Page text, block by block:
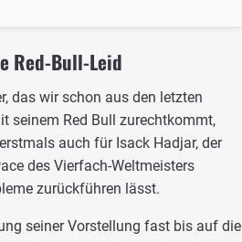
Red-Bull-Leid
das wir schon aus den letzten
seinem Red Bull zurechtkommt,
auch für Isack Hadjar, der
des Vierfach-Weltmeisters
zurückführen lässt.
seiner Vorstellung fast bis auf die